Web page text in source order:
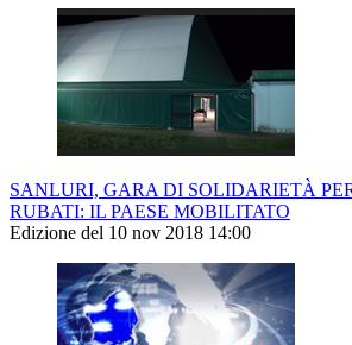
SANLURI, GARA DI SOLIDARIETÀ
RUBATI: IL PAESE MOBILITATO
Edizione del 10 nov 2018 14:00